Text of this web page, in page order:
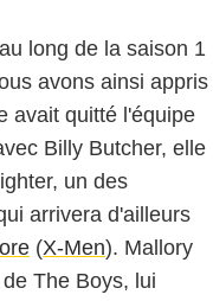
long de la saison 1
avons ainsi appris
avait quitté l'équipe
Billy Butcher, elle
un des
arrivera d'ailleurs
(X-Men). Mallory
The Boys, lui